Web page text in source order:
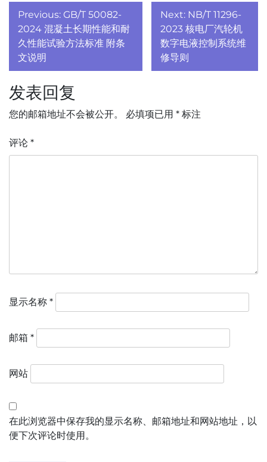
文
章
导
航
Previous: GB/T 50082-
2024 混凝土长期性能和耐
久性能试验方法标准 附条
文说明
Next: NB/T 11296-
2023 核电厂汽轮机
数字电液控制系统维
修导则
发表回复
您的邮箱地址不会被公开。 必填项已用 * 标注
评论 *
显示名称 *
邮箱 *
网站
在此浏览器中保存我的显示名称、邮箱地址和网站地址，以
便下次评论时使用。